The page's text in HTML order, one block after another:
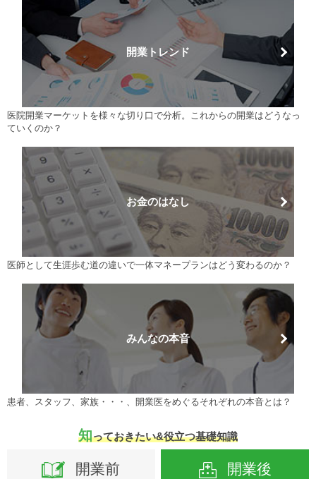
開業トレンド
医院開業マーケットを様々な切り口で分析。これからの開業はどうなっ
ていくのか？
お金のはなし
医師として生涯歩む道の違いで一体マネープランはどう変わるのか？
みんなの本音
患者、スタッフ、家族・・・、開業医をめぐるそれぞれの本音とは？
知っておきたい&役立つ基礎知識
開業前 開業後